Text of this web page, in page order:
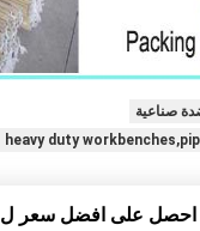
صناعية
heavy duty
احصل على افضل سعر ل